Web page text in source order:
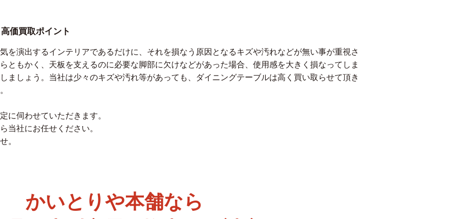
価買取ポイント
を演出するインテリアであるだけに、それを損なう原因となるキズや汚れなどが無い事が重視さ
ともかく、天板を支えるのに必要な脚部に欠けなどがあった場合、使用感を大きく損なってしま
ましょう。当社は少々のキズや汚れ等があっても、ダイニングテーブルは高く買い取らせて頂き
に伺わせていただきます。
当社にお任せください。
。
かいとりや本舗なら